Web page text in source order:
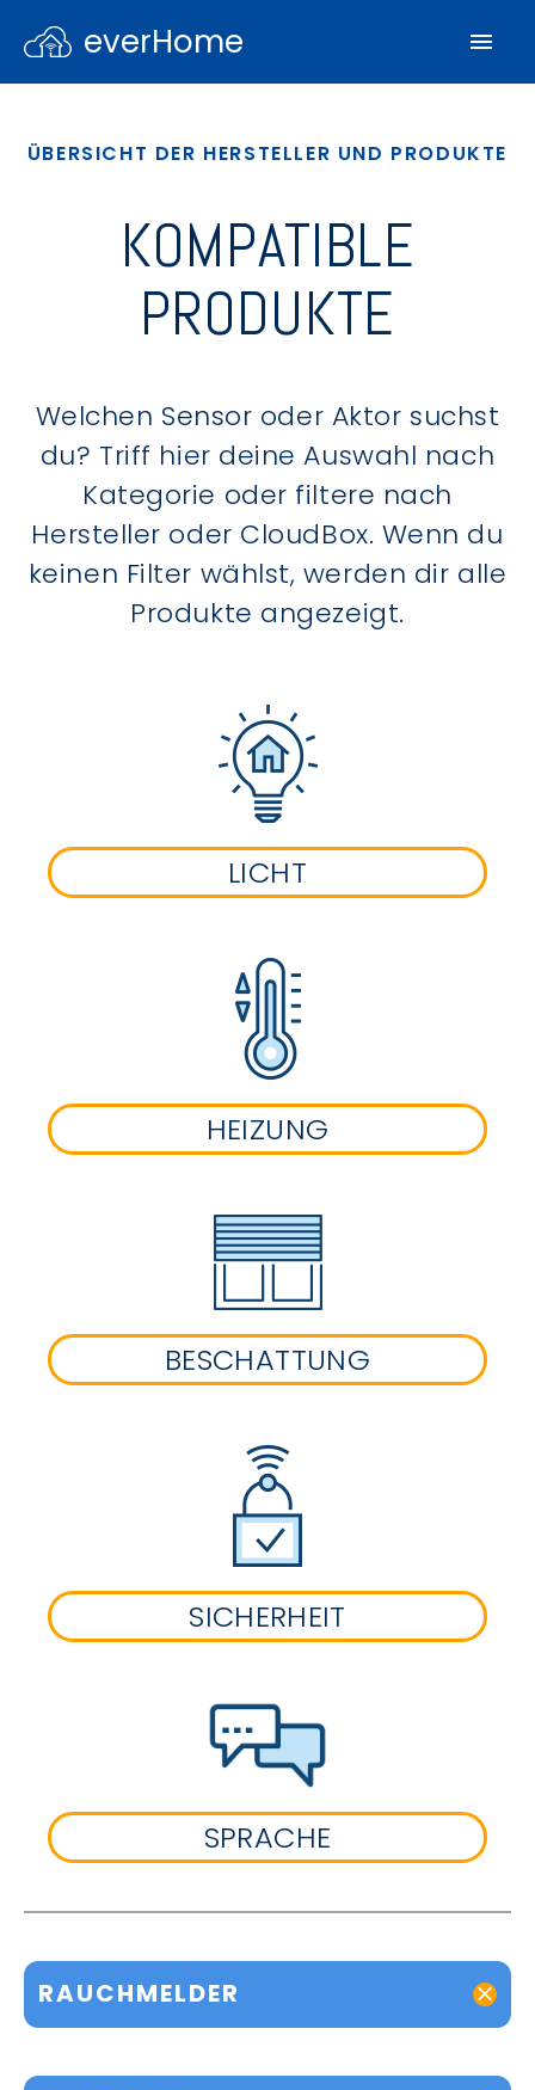
everHome
ÜBERSICHT DER HERSTELLER UND PRODUKTE
KOMPATIBLE
PRODUKTE
Welchen Sensor oder Aktor suchst
du? Triff hier deine Auswahl nach
Kategorie oder filtere nach
Hersteller oder CloudBox. Wenn du
keinen Filter wählst, werden dir alle
Produkte angezeigt.
LICHT
HEIZUNG
BESCHATTUNG
SICHERHEIT
SPRACHE
RAUCHMELDER